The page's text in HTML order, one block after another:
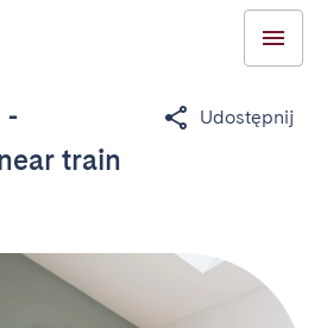
-
train
Udostępnij